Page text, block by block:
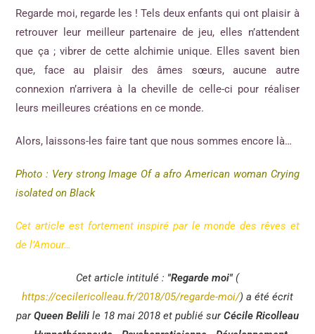
Regarde moi, regarde les ! Tels deux enfants qui ont plaisir à
retrouver leur meilleur partenaire de jeu, elles n’attendent
que ça ; vibrer de cette alchimie unique. Elles savent bien
que, face au plaisir des âmes sœurs, aucune autre
connexion n’arrivera à la cheville de celle-ci pour réaliser
leurs meilleures créations en ce monde.
Alors, laissons-les faire tant que nous sommes encore là…
Photo : Very strong Image Of a afro American woman Crying
isolated on Black
Cet article est fortement inspiré par le monde des rêves et
de l’Amour…
Cet article intitulé : "Regarde moi" (
https://cecilericolleau.fr/2018/05/regarde-moi/) a été écrit
parQueen Belili le 18 mai 2018 et publié surCécile Ricolleau